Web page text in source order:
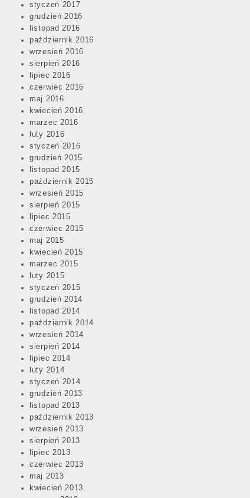
styczeń 2017
grudzień 2016
listopad 2016
październik 2016
wrzesień 2016
sierpień 2016
lipiec 2016
czerwiec 2016
maj 2016
kwiecień 2016
marzec 2016
luty 2016
styczeń 2016
grudzień 2015
listopad 2015
październik 2015
wrzesień 2015
sierpień 2015
lipiec 2015
czerwiec 2015
maj 2015
kwiecień 2015
marzec 2015
luty 2015
styczeń 2015
grudzień 2014
listopad 2014
październik 2014
wrzesień 2014
sierpień 2014
lipiec 2014
luty 2014
styczeń 2014
grudzień 2013
listopad 2013
październik 2013
wrzesień 2013
sierpień 2013
lipiec 2013
czerwiec 2013
maj 2013
kwiecień 2013